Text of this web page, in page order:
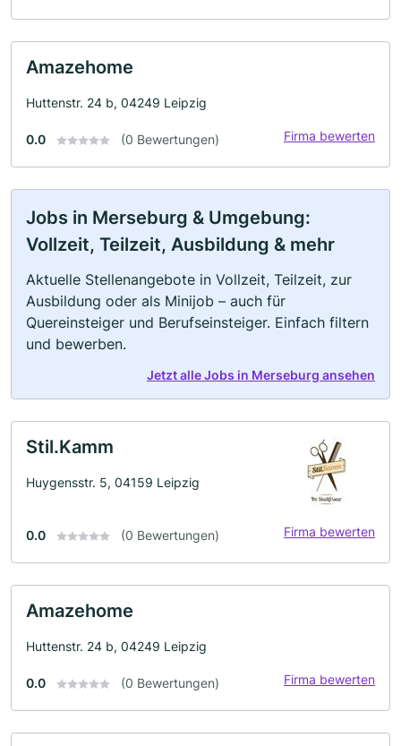
Amazehome
Huttenstr. 24 b, 04249 Leipzig
0.0 (0 Bewertungen) Firma bewerten
Jobs in Merseburg & Umgebung:
Vollzeit, Teilzeit, Ausbildung & mehr
Aktuelle Stellenangebote in Vollzeit, Teilzeit, zur
Ausbildung oder als Minijob – auch für
Quereinsteiger und Berufseinsteiger. Einfach filtern
und bewerben.
Jetzt alle Jobs in Merseburg ansehen
Stil.Kamm
Huygensstr. 5, 04159 Leipzig
0.0 (0 Bewertungen) Firma bewerten
Amazehome
Huttenstr. 24 b, 04249 Leipzig
0.0 (0 Bewertungen) Firma bewerten